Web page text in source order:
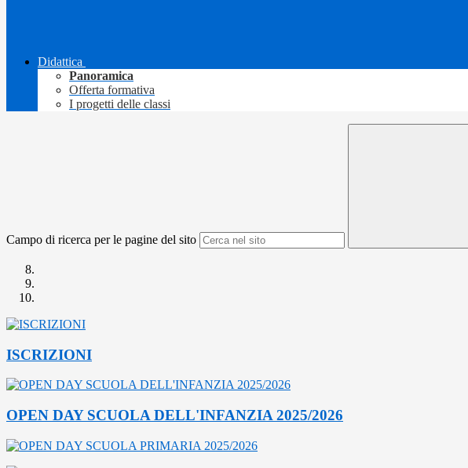
Didattica
Panoramica
Offerta formativa
I progetti delle classi
Campo di ricerca per le pagine del sito
ISCRIZIONI
OPEN DAY SCUOLA DELL'INFANZIA 2025/2026